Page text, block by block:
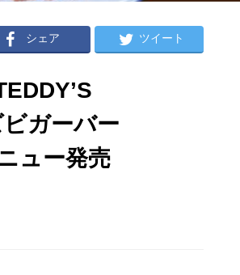
シェア ツイート
ガーバー
ュー発売